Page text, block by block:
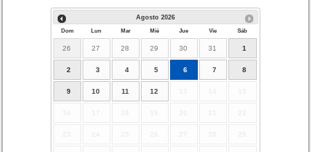
Agosto 2026
Dom Lun Mar Mié Jue Vie Sáb
26 27 28 29 30 31 1
2 3 4 5 6 7 8
9 10 11 12